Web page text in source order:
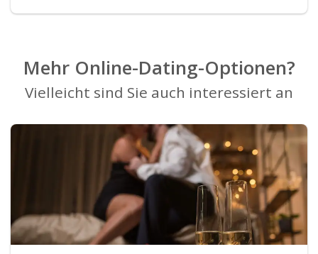
Mehr Online-Dating-Optionen?
Vielleicht sind Sie auch interessiert an